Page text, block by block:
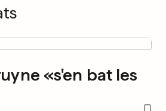
«s'en bat les